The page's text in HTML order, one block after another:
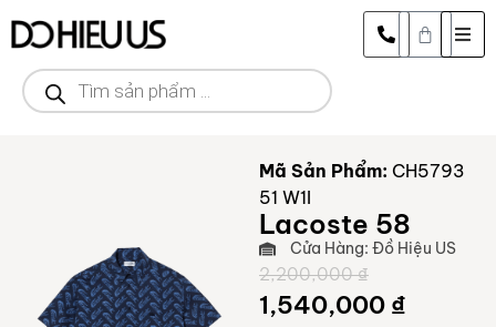
Mã Sản Phẩm: CH5793
51 W1I
Lacoste 58
Cửa Hàng: Đồ Hiệu US
2,200,000₫
1,540,000 ₫